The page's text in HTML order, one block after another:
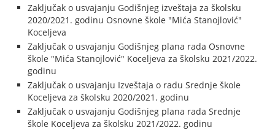
Zaključak o usvajanju Godišnjeg izveštaja za školsku
2020/2021. godinu Osnovne škole "Mića Stanojlović"
Koceljeva
Zaključak o usvajanju Godišnjeg plana rada Osnovne
škole "Mića Stanojlović" Koceljeva za školsku 2021/2022.
godinu
Zaključak o usvajanju Izveštaja o radu Srednje škole
Koceljeva za školsku 2020/2021. godinu
Zaključak o usvajanju Godišnjeg plana rada Srednje
škole Koceljeva za školsku 2021/2022. godinu